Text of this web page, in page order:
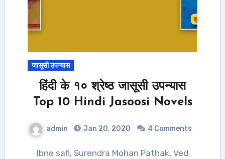
जासूसी उपन्यास
हिंदी के १० श्रेष्ठ जासूसी उपन्यास
Top 10 Hindi Jasoosi Novels
admin Jan 20, 2020 4 Comments
Ibne safi, Surendra Mohan Pathak, Ved